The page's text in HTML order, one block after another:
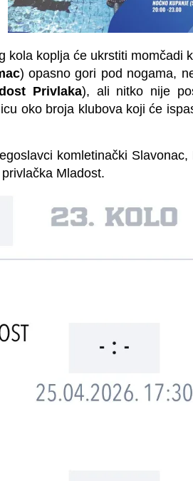
kola koplja će ukrstiti momčadi
) opasno gori pod nogama,
Privlaka), ali nitko nije
oko broja klubova koji će
komletinački Slavonac,
Mladost.